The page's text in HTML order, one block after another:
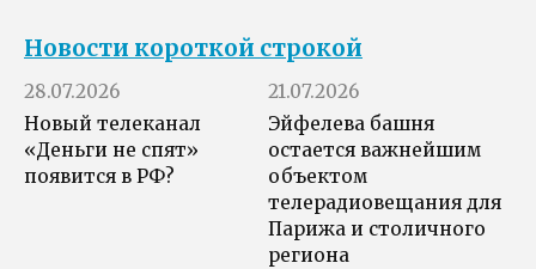
Новости короткой строкой
28.07.2026
Новый телеканал
«Деньги не спят»
появится в РФ?
21.07.2026
Эйфелева башня
остается важнейшим
объектом
телерадиовещания для
Парижа и столичного
региона